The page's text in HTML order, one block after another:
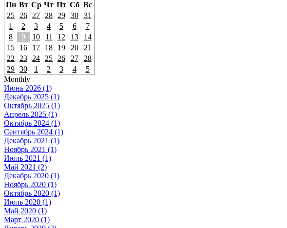
Пн Вт Ср Чт Пт Сб Вс
25
26 27 28 29 30
31
1
2 3 4 5 6
7
8
9 10 11 12 13
14
15
16 17 18 19 20
21
22
23 24 25 26 27
28
29 30 1 2 3 4
5
Monthly
Июнь 2026 (1)
Декабрь 2025 (1)
Октябрь 2025 (1)
Апрель 2025 (1)
Октябрь 2024 (1)
Сентябрь 2024 (1)
Декабрь 2021 (1)
Ноябрь 2021 (1)
Июль 2021 (1)
Май 2021 (2)
Декабрь 2020 (1)
Ноябрь 2020 (1)
Октябрь 2020 (1)
Июль 2020 (1)
Май 2020 (1)
Март 2020 (1)